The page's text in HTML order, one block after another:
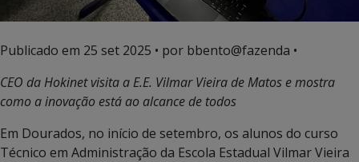
Publicado em 25 set 2025 • por bbento@fazenda •
CEO da Hokinet visita a E.E. Vilmar Vieira de Matos e mostra
como a inovação está ao alcance de todos
Em Dourados, no início de setembro, os alunos do curso
Técnico em Administração da Escola Estadual Vilmar Vieira